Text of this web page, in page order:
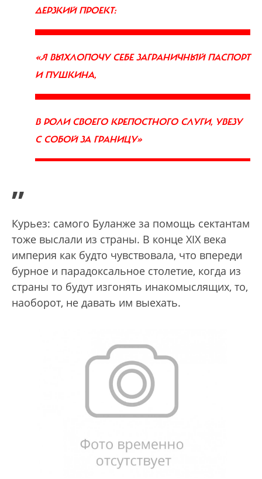
ДЕРЗКИЙ ПРОЕКТ:
«Я ВЫХЛОПОЧУ СЕБЕ ЗАГРАНИЧНЫЙ ПАСПОРТ
И ПУШКИНА,
В РОЛИ СВОЕГО КРЕПОСТНОГО СЛУГИ, УВЕЗУ
С СОБОЙ ЗА ГРАНИЦУ»
”
Курьез: самого Буланже за помощь сектантам
тоже выслали из страны. В конце XIX века
империя как будто чувствовала, что впереди
бурное и парадоксальное столетие, когда из
страны то будут изгонять инакомыслящих, то,
наоборот, не давать им выехать.